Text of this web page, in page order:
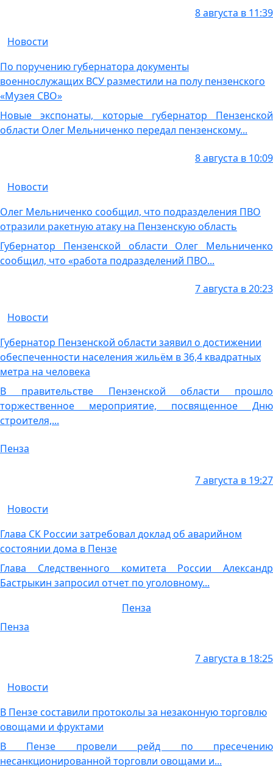
8 августа в 11:39
Новости
По поручению губернатора документы
военнослужащих ВСУ разместили на полу пензенского
«Музея СВО»
Новые экспонаты, которые губернатор Пензенской
области Олег Мельниченко передал пензенскому...
8 августа в 10:09
Новости
Олег Мельниченко сообщил, что подразделения ПВО
отразили ракетную атаку на Пензенскую область
Губернатор Пензенской области Олег Мельниченко
сообщил, что «работа подразделений ПВО...
7 августа в 20:23
Новости
Губернатор Пензенской области заявил о достижении
обеспеченности населения жильём в 36,4 квадратных
метра на человека
В правительстве Пензенской области прошло
торжественное мероприятие, посвященное Дню
строителя,...
Пенза
7 августа в 19:27
Новости
Глава СК России затребовал доклад об аварийном
состоянии дома в Пензе
Глава Следственного комитета России Александр
Бастрыкин запросил отчет по уголовному...
Пенза
Пенза
7 августа в 18:25
Новости
В Пензе составили протоколы за незаконную торговлю
овощами и фруктами
В Пензе провели рейд по пресечению
несанкционированной торговли овощами и...